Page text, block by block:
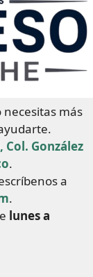
necesitas más
Col. González
.
a
.
lunes a